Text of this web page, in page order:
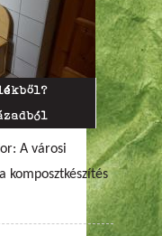
A városi
komposztkészítés